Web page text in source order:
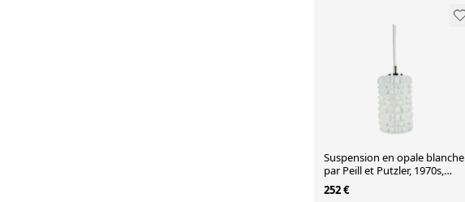
Suspension en opale blanche
par Peill et Putzler, 1970s,
Allemagne
252 €